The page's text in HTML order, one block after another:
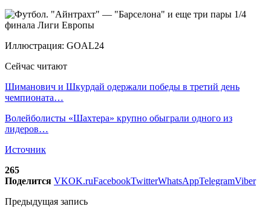
Иллюстрация: GOAL24
Сейчас читают
Шиманович и Шкурдай одержали победы в третий день
чемпионата…
Волейболисты «Шахтера» крупно обыграли одного из
лидеров…
Источник
265
Поделится VKOK.ruFacebookTwitterWhatsAppTelegramViber
Предыдущая запись